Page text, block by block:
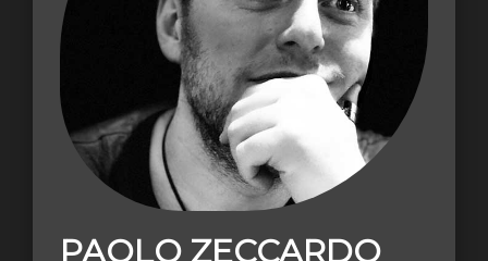
PAOLO ZECCARDO